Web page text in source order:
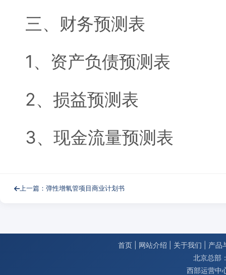
三、财务预测表
1、资产负债预测表
2、损益预测表
3、现金流量预测表
上一篇：弹性增氧管项目商业计划书
首页 网站介绍 关于我们
产品
北京总部
西部运营中